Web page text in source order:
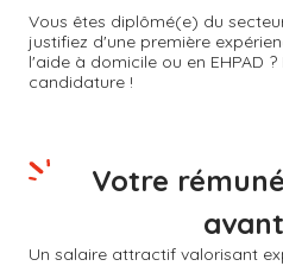
Vous êtes diplômé(e) du
justifiez d'une première
l'aide à domicile ou en EHPAD
candidature !
Un salaire attractif valorisant
Votre